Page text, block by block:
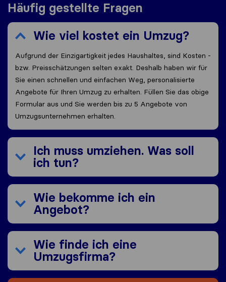
Häufig gestellte Fragen
Wie viel kostet ein Umzug?
Aufgrund der Einzigartigkeit jedes Haushaltes, sind Kosten -
bzw. Preisschätzungen selten exakt. Deshalb haben wir für
Sie einen schnellen und einfachen Weg, personalisierte
Angebote für Ihren Umzug zu erhalten. Füllen Sie das obige
Formular aus und Sie werden bis zu 5 Angebote von
Umzugsunternehmen erhalten.
Ich muss umziehen. Was soll
ich tun?
Wie bekomme ich ein
Angebot?
Wie finde ich eine
Umzugsfirma?